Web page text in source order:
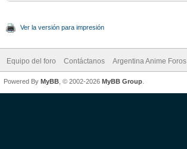
Ver la versión para impresión
Equipo del foro Contáctanos Argentina Anime Foros
Powered By MyBB , © 2002-2026 MyBB Group